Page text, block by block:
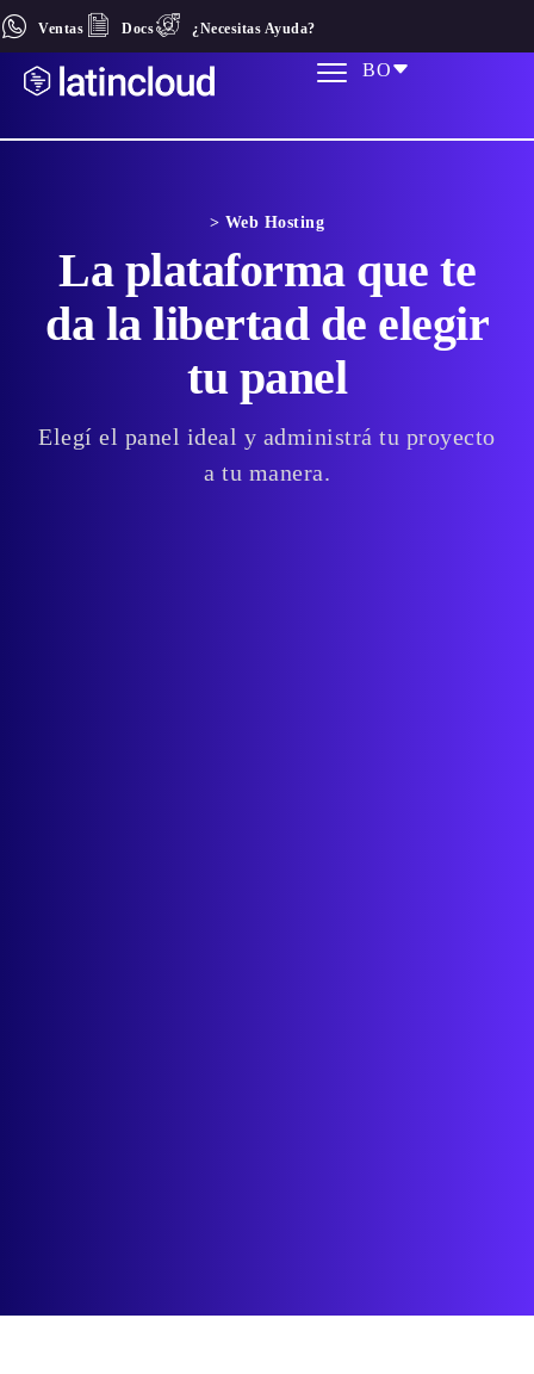
Ventas Docs ¿Necesitas Ayuda?
BO
> Web Hosting
La plataforma que te
da la libertad de elegir
tu panel
Elegí el panel ideal y administrá tu proyecto
a tu manera.